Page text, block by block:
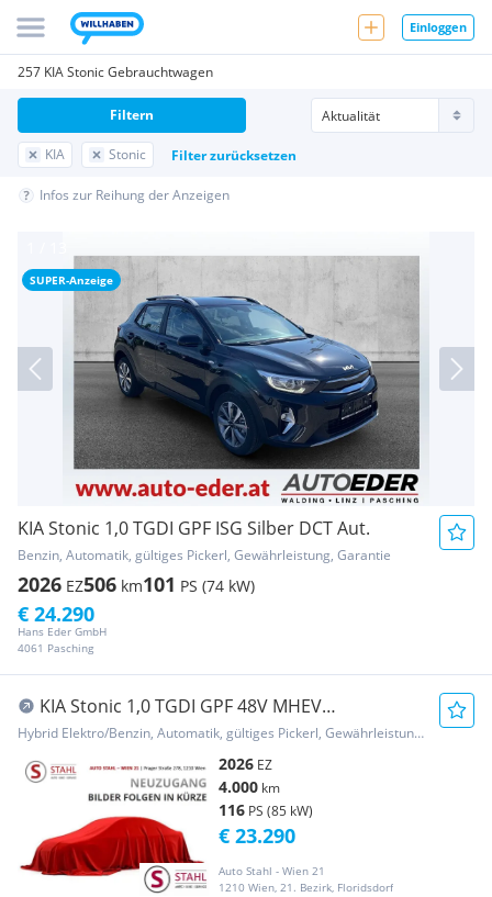
Einloggen
257 KIA Stonic Gebrauchtwagen
KIA Stonic Filter zurücksetzen
Filtern
Infos zur Reihung der Anzeigen
SUPER-Anzeige
KIA Stonic 1,0 TGDI GPF ISG Silber DCT Aut.
Benzin, Automatik, gültiges Pickerl, Gewährleistung, Garantie
2026 EZ506 km101 PS (74 kW)
Hans Eder GmbH
4061 Pasching
€ 24.290
KIA Stonic 1,0 TGDI GPF 48V MHEV
Silber/DCT7/115/MY...
Hybrid Elektro/Benzin, Automatik, gültiges Pickerl, Gewährleistung, Garantie
2026 EZ
4.000 km
116 PS (85 kW)
Auto Stahl - Wien 21
1210 Wien, 21. Bezirk, Floridsdorf
€ 23.290